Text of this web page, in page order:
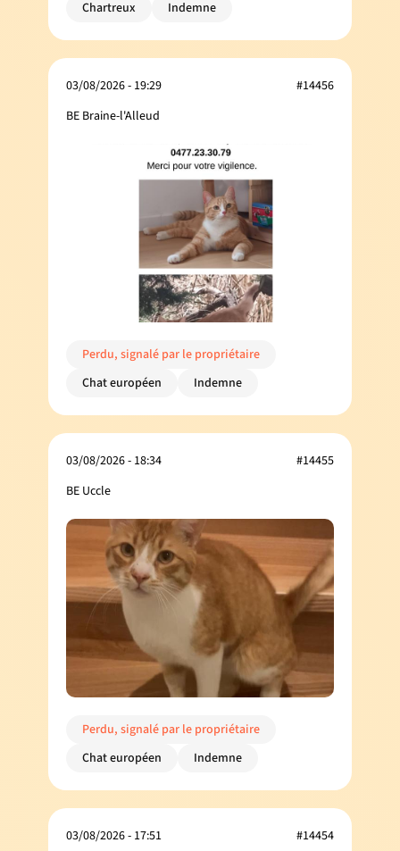
Chartreux Indemne
03/08/2026 - 19:29
BE Braine-l'Alleud
#14456
Perdu, signalé par le propriétaire
Chat européen
Indemne
03/08/2026 - 18:34
BE Uccle
#14455
Perdu, signalé par le propriétaire
Chat européen
Indemne
03/08/2026 - 17:51
#14454